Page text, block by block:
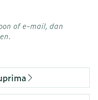
of e-mail, dan